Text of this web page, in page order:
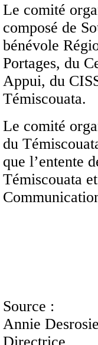
Le comité
composé de
bénévole
Portages, du
Appui, du
Témiscouata.
Le comité
du
que l’entente
Témiscouata
Source :
Annie